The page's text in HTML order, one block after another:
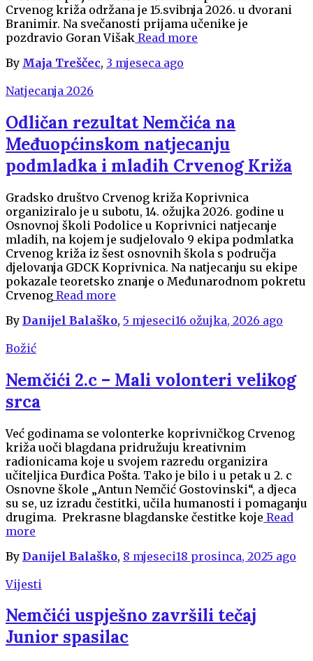
Crvenog križa održana je 15.svibnja 2026. u dvorani
Branimir. Na svečanosti prijama učenike je
pozdravio Goran Višak Read more
By Maja Treščec, 3 mjeseca ago
Natjecanja 2026
Odličan rezultat Nemčića na
Međuopćinskom natjecanju
podmladka i mladih Crvenog Križa
Gradsko društvo Crvenog križa Koprivnica
organiziralo je u subotu, 14. ožujka 2026. godine u
Osnovnoj školi Podolice u Koprivnici natjecanje
mladih, na kojem je sudjelovalo 9 ekipa podmlatka
Crvenog križa iz šest osnovnih škola s područja
djelovanja GDCK Koprivnica. Na natjecanju su ekipe
pokazale teoretsko znanje o Međunarodnom pokretu
Crvenog Read more
By Danijel Balaško, 5 mjeseci16 ožujka, 2026 ago
Božić
Nemčići 2.c – Mali volonteri velikog
srca
Već godinama se volonterke koprivničkog Crvenog
križa uoči blagdana pridružuju kreativnim
radionicama koje u svojem razredu organizira
učiteljica Đurđica Pošta. Tako je bilo i u petak u 2. c
Osnovne škole „Antun Nemčić Gostovinski“, a djeca
su se, uz izradu čestitki, učila humanosti i pomaganju
drugima. Prekrasne blagdanske čestitke koje Read
more
By Danijel Balaško, 8 mjeseci18 prosinca, 2025 ago
Vijesti
Nemčići uspješno završili tečaj
Junior spasilac